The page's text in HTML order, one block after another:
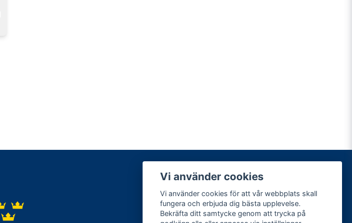
Information
Hyra maskiner
Sälja maskiner
Service
Vi använder cookies
Vi använder cookies för att vår webbplats skall
fungera och erbjuda dig bästa upplevelse.
Bekräfta ditt samtycke genom att trycka på